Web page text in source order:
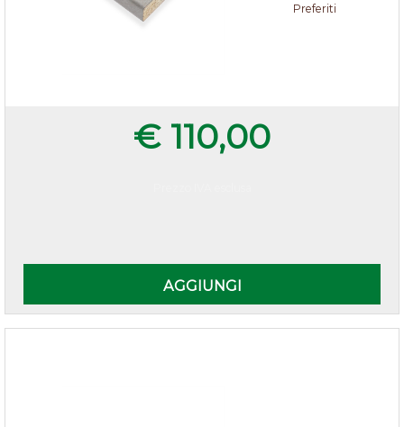
Preferiti
€ 110,00
AGGIUNGI